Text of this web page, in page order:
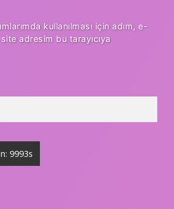
kullanılması için adım, e-
adresim bu tarayıcıya